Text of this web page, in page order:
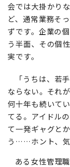
会では大掛かり
ど、通常業務そ
ずです。企業の
う半面、その個
実です。
「うちは、若
ならない。それ
何十年も続いて
てる。アイドル
て一発ギャグと